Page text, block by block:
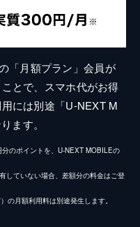
「月額プラン」会員が
とで、スマホ代がお得
には別途「U-NEXT M
ます。
のポイントを、U-NEXT MOBILEの
していない場合、差額分の料金はご登
の月額利用料は別途発生します。